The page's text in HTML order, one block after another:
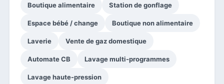
Boutique alimentaire Station de gonflage
Espace bébé / change Boutique non alimentaire
Laverie Vente de gaz domestique
Automate CB Lavage multi-programmes
Lavage haute-pression